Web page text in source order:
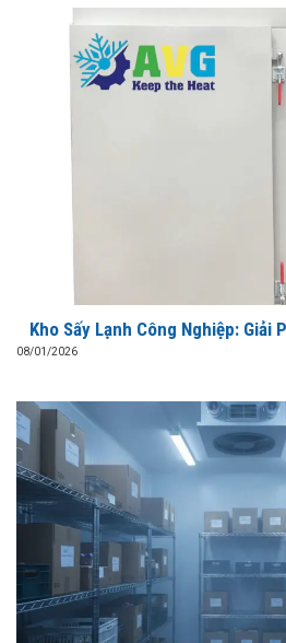
Kho Sấy Lạnh Công Nghiệp: Giải
08/01/2026